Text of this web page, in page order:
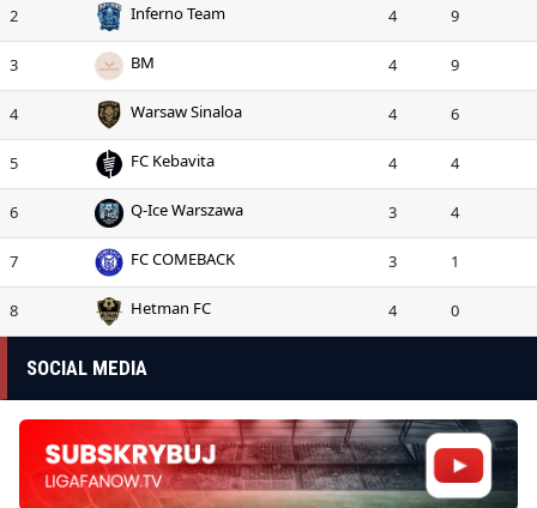
2 Inferno Team 4 9
3 BM 4 9
4 Warsaw Sinaloa 4 6
5 FC Kebavita 4 4
6 Q-Ice Warszawa 3 4
7 FC COMEBACK 3 1
8 Hetman FC 4 0
SOCIAL MEDIA